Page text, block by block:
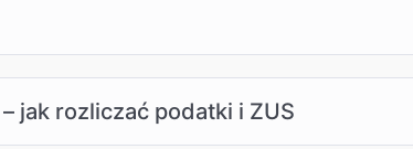
jak rozliczać podatki i ZUS